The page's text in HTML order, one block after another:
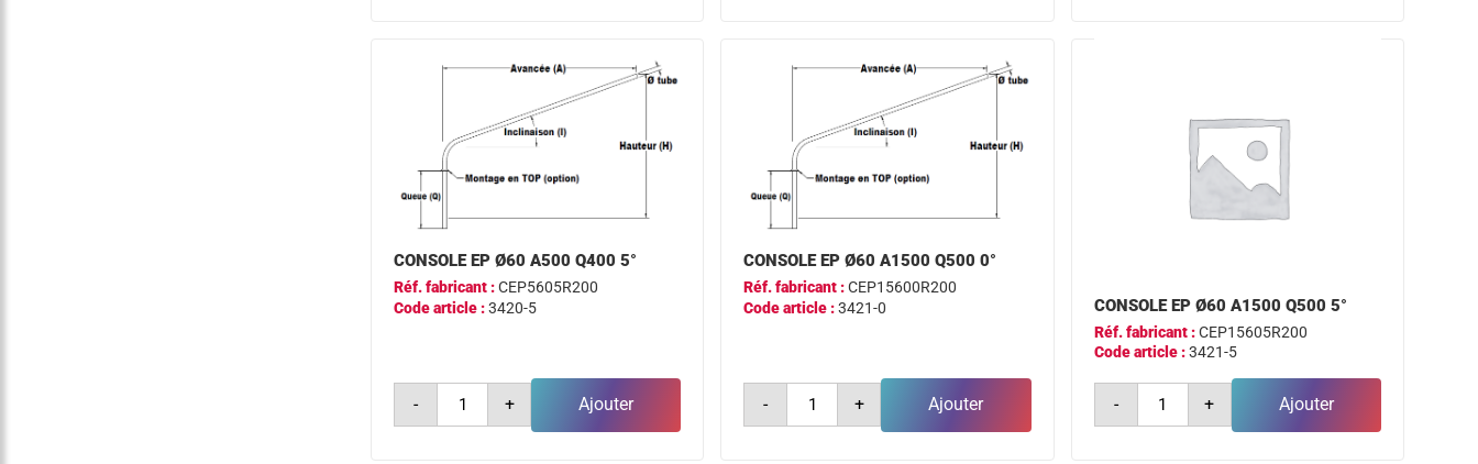
CONSOLE EP Ø60 A500 Q400 5°
Réf. fabricant :CEP5605R200
Code article :3420-5
-
quantité
console
+ Ajouter
CONSOLE EP Ø60 A1500 Q500 0°
Réf. fabricant :CEP15600R200
Code article :3421-0
-
quantité
console
+ Ajouter
CONSOLE EP Ø60 A1500 Q500 5°
Réf. fabricant :CEP15605R200
Code article :3421-5
-
quantité
console
+ Ajouter